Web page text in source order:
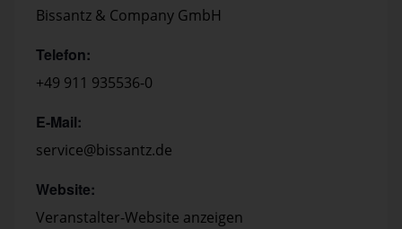
Bissantz & Company GmbH
Telefon:
+49 911 935536-0
E-Mail:
service@bissantz.de
Website:
Veranstalter-Website anzeigen